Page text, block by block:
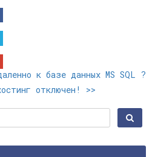
к базе данных MS SQL ?
отключен! >>